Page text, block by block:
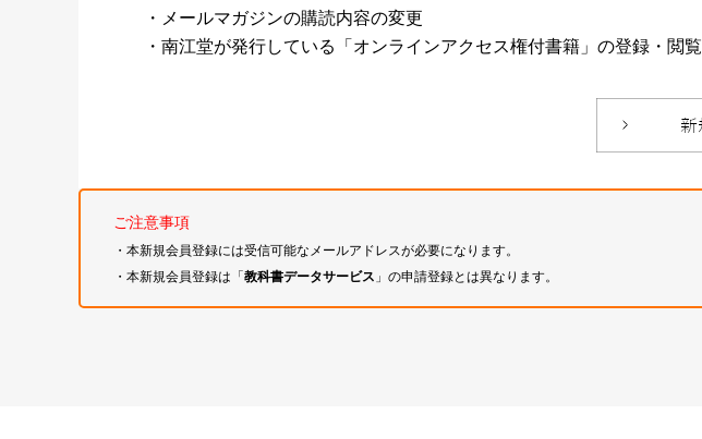
・メールマガジンの購読内容の変更
・南江堂が発行している「オンラインアクセス権付書籍」の登録・閲覧
ご注意事項
・本新規会員登録には受信可能なメールアドレスが必要になります。
・本新規会員登録は「教科書データサービス 」の申請登録とは異なります。